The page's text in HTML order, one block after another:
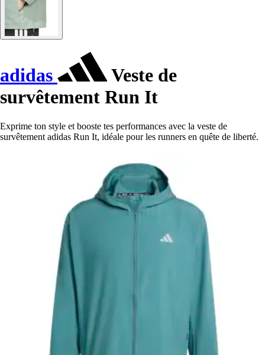
adidas
Veste de
survêtement Run It
Exprime ton style et booste tes performances avec la veste de
survêtement adidas Run It, idéale pour les runners en quête de liberté.